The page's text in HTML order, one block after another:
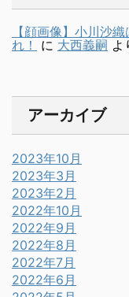
【顔画像】小川沙
れ！
に 大西義嗣 よ
アーカイブ
2023年10月
2023年3月
2023年2月
2022年10月
2022年9月
2022年8月
2022年7月
2022年6月